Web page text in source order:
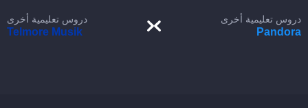
دروس تعليمية أخرى
Pandora
دروس تعليمية أخرى
Telmore Musik